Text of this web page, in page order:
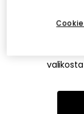
Tämä voi
on siirretty